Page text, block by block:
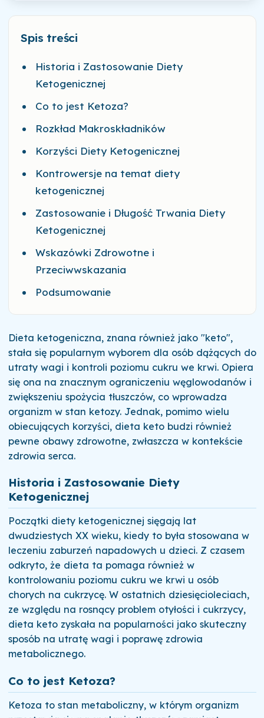
Spis treści
Historia i Zastosowanie Diety
Ketogenicznej
Co to jest Ketoza?
Rozkład Makroskładników
Korzyści Diety Ketogenicznej
Kontrowersje na temat diety
ketogenicznej
Zastosowanie i Długość Trwania Diety
Ketogenicznej
Wskazówki Zdrowotne i
Przeciwwskazania
Podsumowanie
Dieta ketogeniczna, znana również jako "keto",
stała się popularnym wyborem dla osób dążących do
utraty wagi i kontroli poziomu cukru we krwi. Opiera
się ona na znacznym ograniczeniu węglowodanów i
zwiększeniu spożycia tłuszczów, co wprowadza
organizm w stan ketozy. Jednak, pomimo wielu
obiecujących korzyści, dieta keto budzi również
pewne obawy zdrowotne, zwłaszcza w kontekście
zdrowia serca.
Historia i Zastosowanie Diety
Ketogenicznej
Początki diety ketogenicznej sięgają lat
dwudziestych XX wieku, kiedy to była stosowana w
leczeniu zaburzeń napadowych u dzieci. Z czasem
odkryto, że dieta ta pomaga również w
kontrolowaniu poziomu cukru we krwi u osób
chorych na cukrzycę. W ostatnich dziesięcioleciach,
ze względu na rosnący problem otyłości i cukrzycy,
dieta keto zyskała na popularności jako skuteczny
sposób na utratę wagi i poprawę zdrowia
metabolicznego.
Co to jest Ketoza?
Ketoza to stan metaboliczny, w którym organizm